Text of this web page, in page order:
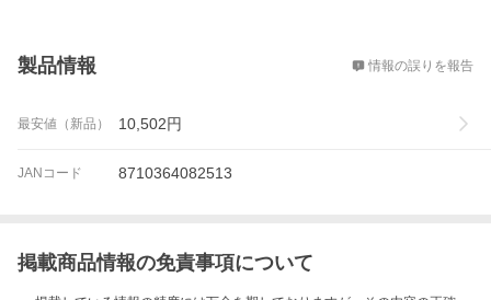
製品情報 情報の誤りを報告
最安値（新品） 10,502円
JANコード 8710364082513
掲載商品情報の免責事項について